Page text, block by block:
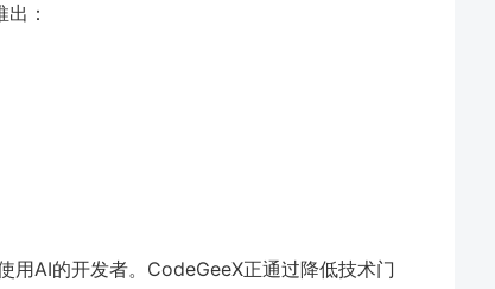
：
用AI的开发者。CodeGeeX正通过降低技术门